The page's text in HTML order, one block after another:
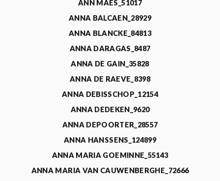
ANN MAES_51017
ANNA BALCAEN_28929
ANNA BLANCKE_84813
ANNA DARAGAS_8487
ANNA DE GAIN_35828
ANNA DE RAEVE_8398
ANNA DEBISSCHOP_12154
ANNA DEDEKEN_9620
ANNA DEPOORTER_28557
ANNA HANSSENS_124899
ANNA MARIA GOEMINNE_55143
ANNA MARIA VAN CAUWENBERGHE_72666